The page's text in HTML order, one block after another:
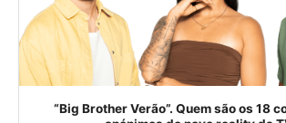
“Big Brother Verão”. Quem são os 18